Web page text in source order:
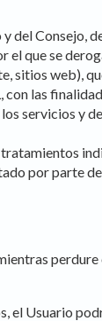
Consejo,
que se
web),
las
servicios y
por parte
el Usuario